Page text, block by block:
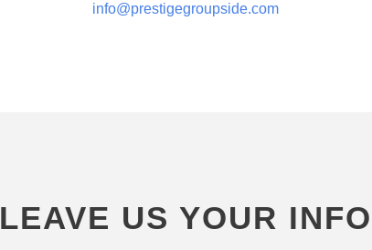
info@prestigegroupside.com
LEAVE US YOUR INFO